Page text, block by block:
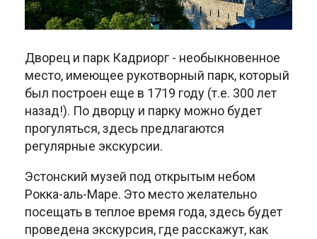
Дворец и парк Кадриорг - необыкновенное
место, имеющее рукотворный парк, который
был построен еще в 1719 году (т.е. 300 лет
назад!). По дворцу и парку можно будет
прогуляться, здесь предлагаются
регулярные экскурсии.
Эстонский музей под открытым небом
Рокка-аль-Маре. Это место желательно
посещать в теплое время года, здесь будет
проведена экскурсия, где расскажут, как